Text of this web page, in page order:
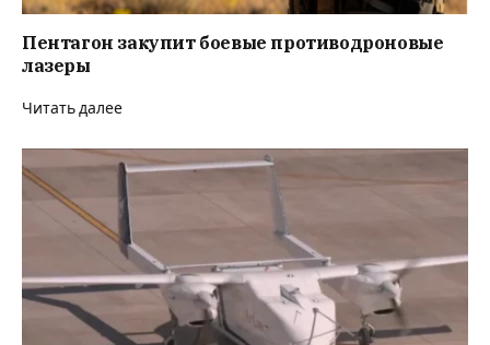
Пентагон закупит боевые противодроновые
лазеры
Читать далее